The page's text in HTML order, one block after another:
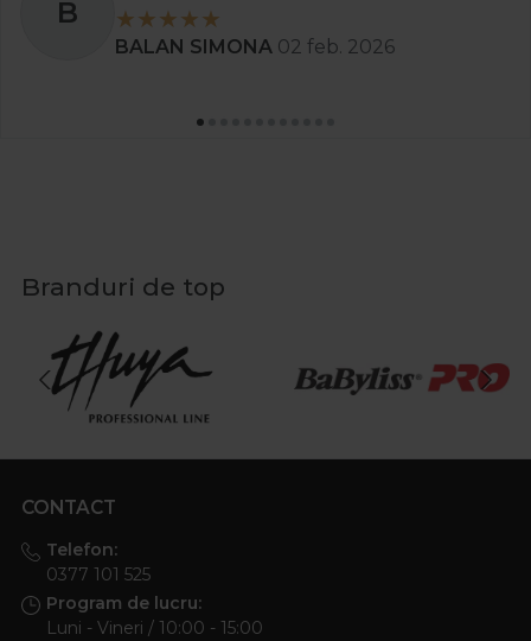
B
BALAN SIMONA 02 feb. 2026
Branduri de top
CONTACT
Telefon:
0377 101 525
Program de lucru:
Luni - Vineri / 10:00 - 15:00